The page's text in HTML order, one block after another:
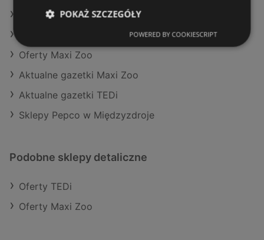
Oferty Pepco
Oferty Maxi Zoo
Aktualne gazetki Maxi Zoo
Aktualne gazetki TEDi
Sklepy Pepco w Międzyzdroje
Podobne sklepy detaliczne
Oferty TEDi
Oferty Maxi Zoo
POKAŻ SZCZEGÓŁY
POWERED BY COOKIESCRIPT